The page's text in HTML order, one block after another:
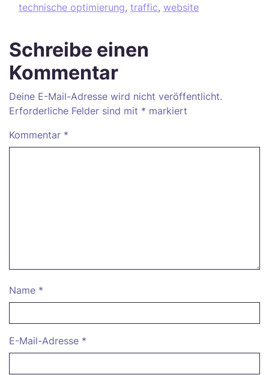
technische optimierung, traffic, website
Schreibe einen
Kommentar
Deine E-Mail-Adresse wird nicht veröffentlicht.
Erforderliche Felder sind mit * markiert
Kommentar *
Name *
E-Mail-Adresse *